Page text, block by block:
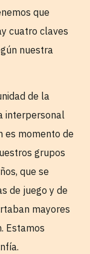
que
cuatro claves
nuestra
de la
interpersonal
es momento de
grupos
que se
de juego y de
mayores
Estamos